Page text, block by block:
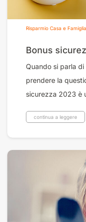
Risparmio Casa e Famiglia
Bonus
Quando si parla
prendere la
sicurezza 2023 è
continua a leggere